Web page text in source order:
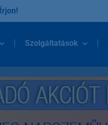
Írjon!
Szolgáltatások